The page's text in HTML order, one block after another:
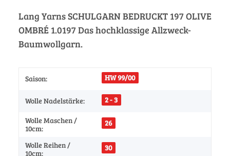
Lang Yarns SCHULGARN BEDRUCKT 197 OLIVE
OMBRÉ 1.0197 Das hochklassige Allzweck-
Baumwollgarn.
Saison: HW 99/00
Wolle Nadelstärke: 2 - 3
Wolle Maschen /
10cm:
26
Wolle Reihen /
10cm:
30